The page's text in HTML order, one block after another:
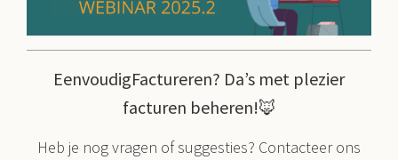
EenvoudigFactureren? Da’s met plezier
facturen beheren!🦊
Heb je nog vragen of suggesties? Contacteer ons